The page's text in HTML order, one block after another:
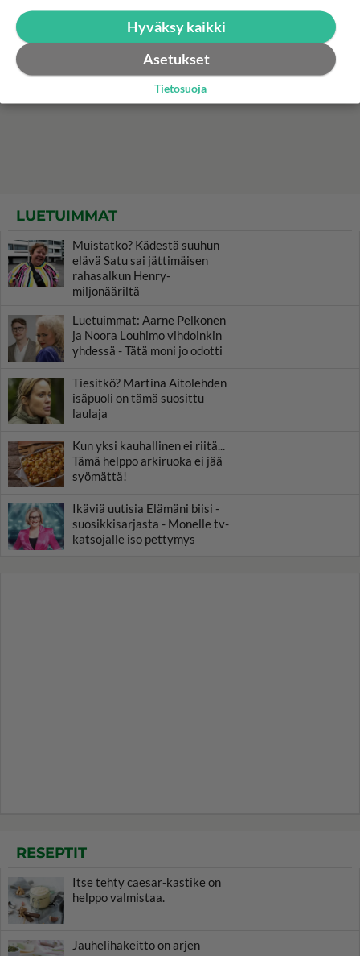
LUETUIMMAT
Muistatko? Kädestä suuhun
elävä Satu sai jättimäisen
rahasalkun Henry-
miljonääriltä
Luetuimmat: Aarne Pelkonen
ja Noora Louhimo vihdoinkin
yhdessä - Tätä moni jo odotti
Tiesitkö? Martina Aitolehden
isäpuoli on tämä suosittu
laulaja
Kun yksi kauhallinen ei riitä...
Tämä helppo arkiruoka ei jää
syömättä!
Ikäviä uutisia Elämäni biisi -
suosikkisarjasta - Monelle tv-
katsojalle iso pettymys
RESEPTIT
Itse tehty caesar-kastike on
helppo valmistaa.
Jauhelihakeitto on arjen
Hyväksy kaikki
Asetukset
Tietosuoja